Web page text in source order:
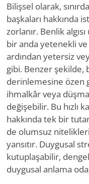
Bilişsel olarak,
başkaları hakkında
zorlanır. Benlik
bir anda yetenekli
ardından yetersiz
gibi. Benzer şekilde,
derinlemesine özen
ihmalkâr veya
değişebilir. Bu hızlı
hakkında tek bir
de olumsuz
yansıtır. Duygusal
kutuplaşabilir,
duygusal anlama